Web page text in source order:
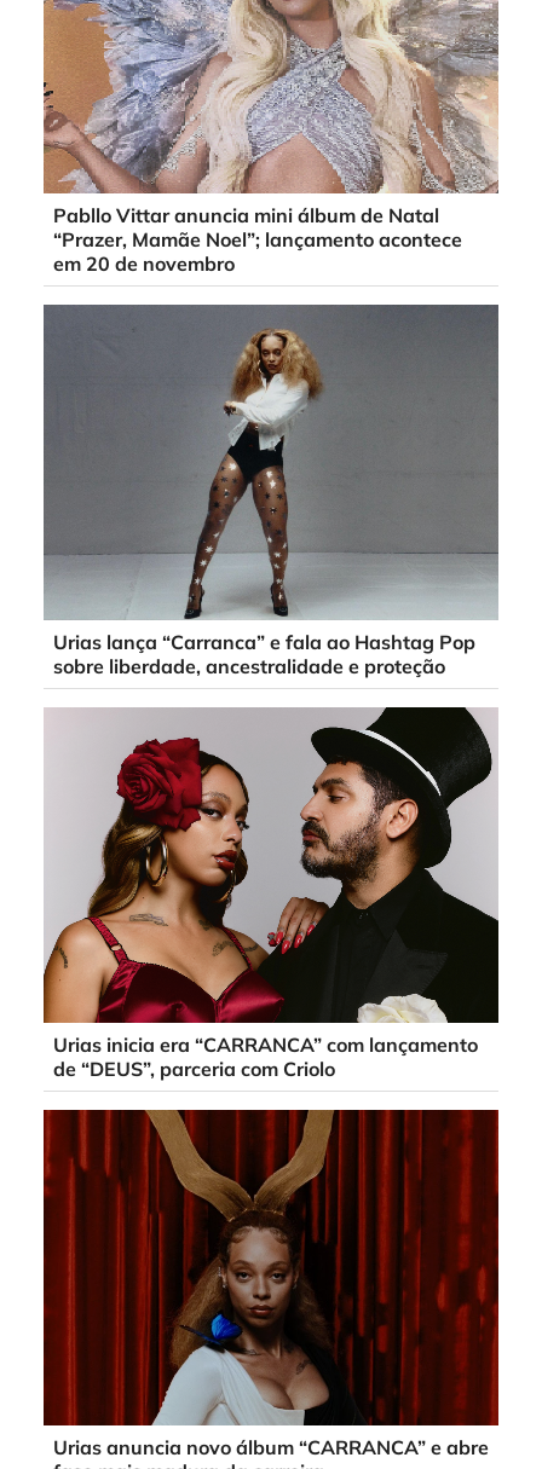
Pabllo Vittar anuncia mini álbum de Natal
“Prazer, Mamãe Noel”; lançamento acontece
em 20 de novembro
Urias lança “Carranca” e fala ao Hashtag Pop
sobre liberdade, ancestralidade e proteção
Urias inicia era “CARRANCA” com lançamento
de “DEUS”, parceria com Criolo
Urias anuncia novo álbum “CARRANCA” e abre